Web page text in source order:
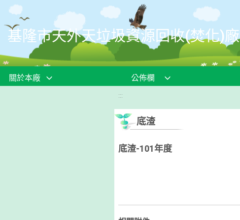
移至網頁之主要內容區位置
基隆市天外天垃圾資源回收(焚化)廠
關於本廠 公佈欄
:::
底渣
底渣-101年度